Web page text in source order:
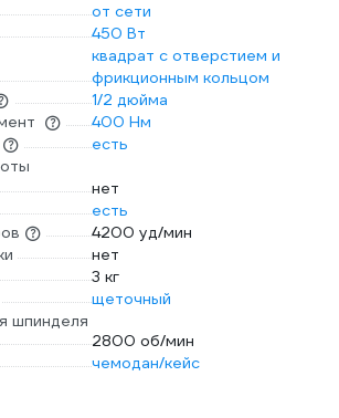
от сети
450 Вт
квадрат с отверстием и
фрикционным кольцом
1/2 дюйма
400 Нм
есть
нет
есть
4200 уд/мин
нет
3 кг
щеточный
шпинделя
2800 об/мин
чемодан/кейс